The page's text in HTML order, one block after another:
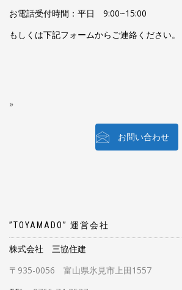
お電話受付時間：平日 9:00~15:00
もしくは下記フォームからご連絡ください。
お問い合わせ
”TOYAMADO” 運営会社
株式会社 三協住建
〒935-0056 富山県氷見市上田1557